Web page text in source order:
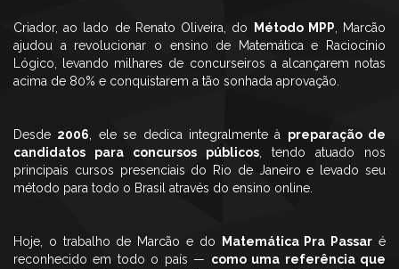
Criador, ao lado de Renato Oliveira, do Método MPP , Marcão
ajudou a revolucionar o ensino de Matemática e Raciocínio
Lógico, levando milhares de concurseiros a alcançarem notas
acima de 80% e conquistarem a tão sonhada aprovação.
Desde 2006 , ele se dedica integralmente à preparação de
candidatos para concursos públicos , tendo atuado nos
principais cursos presenciais do Rio de Janeiro e levado seu
método para todo o Brasil através do ensino online.
Hoje, o trabalho de Marcão e do Matemática Pra Passar é
reconhecido em todo o país — como uma referência que